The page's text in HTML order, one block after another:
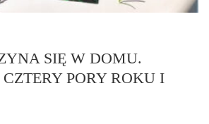
SIĘ W DOMU.
PORY ROKU I